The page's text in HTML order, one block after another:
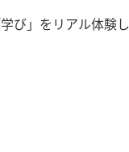
び」をリアル体験し